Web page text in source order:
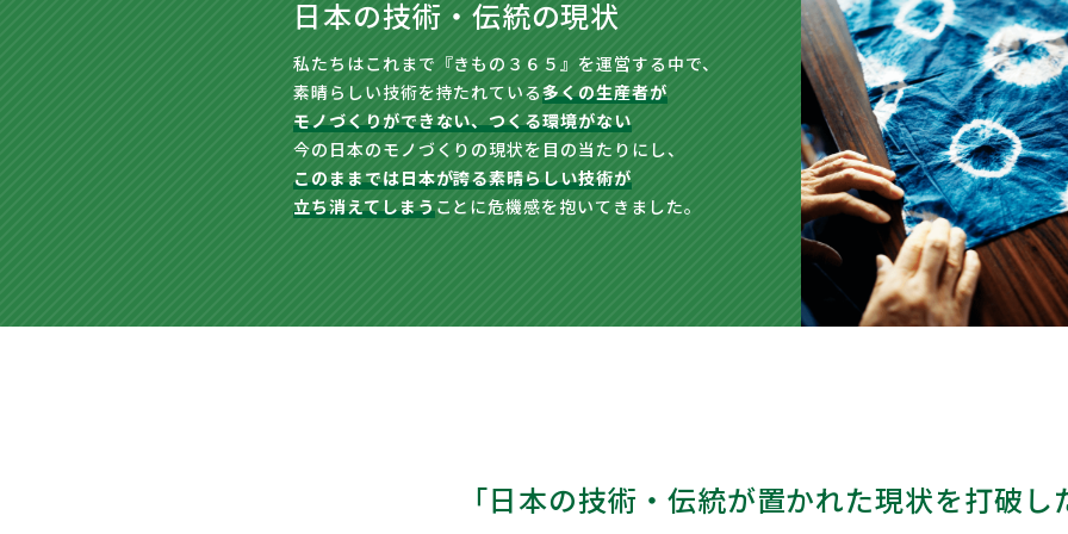
日本の技術・伝統の現状
私たちはこれまで『きもの３６５』を運営する中で、
素晴らしい技術を持たれている多くの生産者が
モノづくりができない、つくる環境がない
今の日本のモノづくりの現状を目の当たりにし、
このままでは日本が誇る素晴らしい技術が
立ち消えてしまうことに危機感を抱いてきました。
「日本の技術・伝統が置かれた現状を打破し